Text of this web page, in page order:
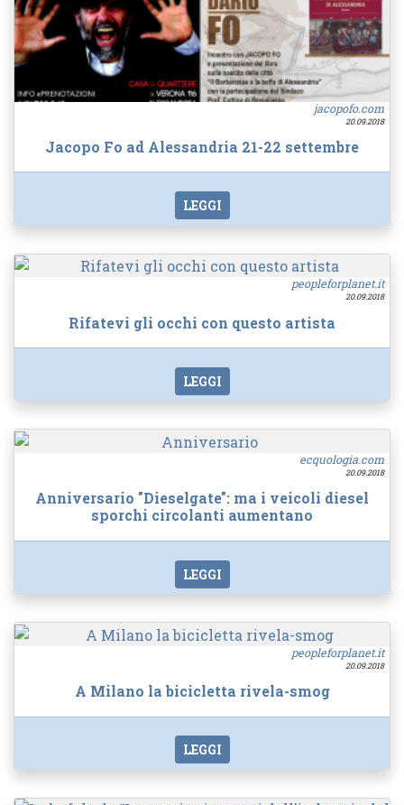
jacopofo.com
20.09.2018
Jacopo Fo ad Alessandria 21-22 settembre
LEGGI
peopleforplanet.it
20.09.2018
Rifatevi gli occhi con questo artista
LEGGI
ecquologia.com
20.09.2018
Anniversario "Dieselgate": ma i veicoli diesel
sporchi circolanti aumentano
LEGGI
peopleforplanet.it
20.09.2018
A Milano la bicicletta rivela-smog
LEGGI